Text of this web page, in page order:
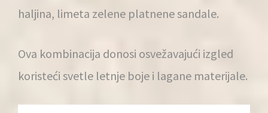
haljina, limeta zelene platnene sandale.
Ova kombinacija donosi osvežavajući izgled
koristeći svetle letnje boje i lagane materijale.